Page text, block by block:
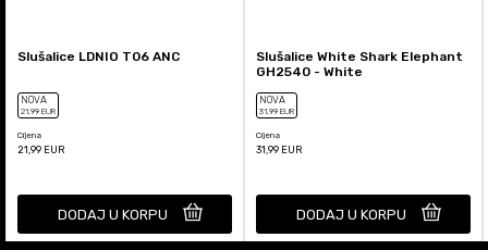
Slušalice LDNIO T06 ANC
NOVA
21,99 EUR
Cijena
21,99 EUR
DODAJ U KORPU
Slušalice White Shark Elephant
GH2540 - White
NOVA
31,99 EUR
Cijena
31,99 EUR
DODAJ U KORPU